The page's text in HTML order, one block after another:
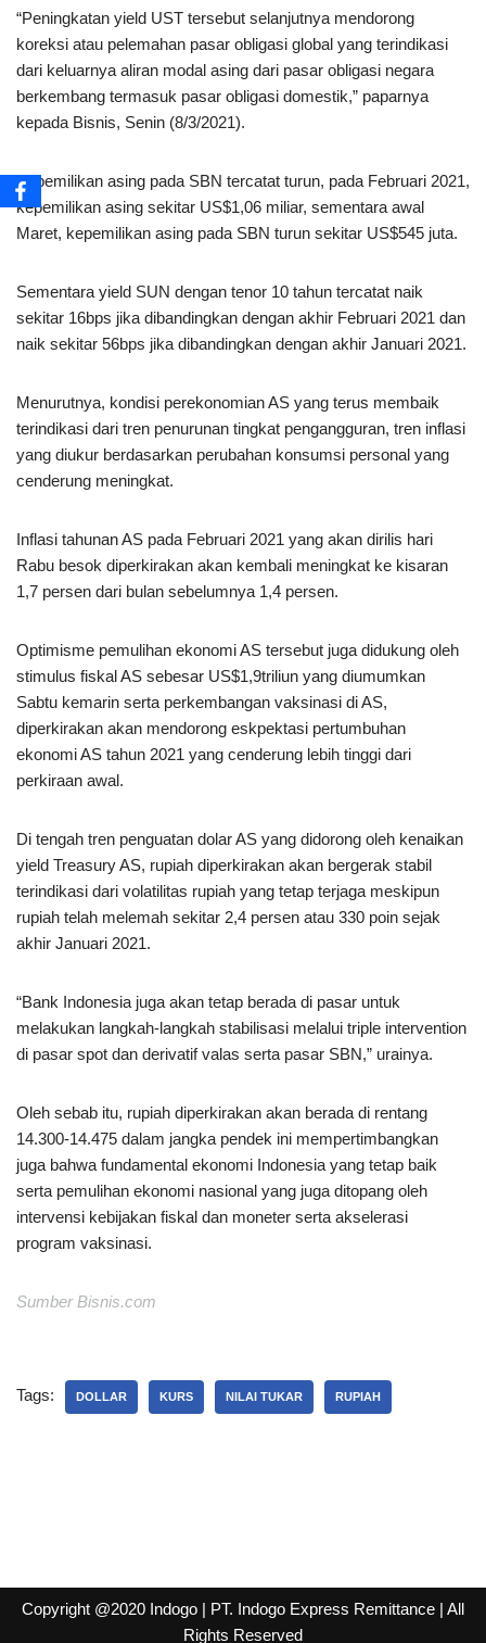
“Peningkatan yield UST tersebut selanjutnya mendorong
koreksi atau pelemahan pasar obligasi global yang terindikasi
dari keluarnya aliran modal asing dari pasar obligasi negara
berkembang termasuk pasar obligasi domestik,” paparnya
kepada Bisnis, Senin (8/3/2021).
Kepemilikan asing pada SBN tercatat turun, pada Februari 2021,
kepemilikan asing sekitar US$1,06 miliar, sementara awal
Maret, kepemilikan asing pada SBN turun sekitar US$545 juta.
Sementara yield SUN dengan tenor 10 tahun tercatat naik
sekitar 16bps jika dibandingkan dengan akhir Februari 2021 dan
naik sekitar 56bps jika dibandingkan dengan akhir Januari 2021.
Menurutnya, kondisi perekonomian AS yang terus membaik
terindikasi dari tren penurunan tingkat pengangguran, tren inflasi
yang diukur berdasarkan perubahan konsumsi personal yang
cenderung meningkat.
Inflasi tahunan AS pada Februari 2021 yang akan dirilis hari
Rabu besok diperkirakan akan kembali meningkat ke kisaran
1,7 persen dari bulan sebelumnya 1,4 persen.
Optimisme pemulihan ekonomi AS tersebut juga didukung oleh
stimulus fiskal AS sebesar US$1,9triliun yang diumumkan
Sabtu kemarin serta perkembangan vaksinasi di AS,
diperkirakan akan mendorong eskpektasi pertumbuhan
ekonomi AS tahun 2021 yang cenderung lebih tinggi dari
perkiraan awal.
Di tengah tren penguatan dolar AS yang didorong oleh kenaikan
yield Treasury AS, rupiah diperkirakan akan bergerak stabil
terindikasi dari volatilitas rupiah yang tetap terjaga meskipun
rupiah telah melemah sekitar 2,4 persen atau 330 poin sejak
akhir Januari 2021.
“Bank Indonesia juga akan tetap berada di pasar untuk
melakukan langkah-langkah stabilisasi melalui triple intervention
di pasar spot dan derivatif valas serta pasar SBN,” urainya.
Oleh sebab itu, rupiah diperkirakan akan berada di rentang
14.300-14.475 dalam jangka pendek ini mempertimbangkan
juga bahwa fundamental ekonomi Indonesia yang tetap baik
serta pemulihan ekonomi nasional yang juga ditopang oleh
intervensi kebijakan fiskal dan moneter serta akselerasi
program vaksinasi.
Sumber Bisnis.com
Tags: DOLLAR KURS NILAI TUKAR RUPIAH
Copyright @2020 Indogo | PT. Indogo Express Remittance | All
Rights Reserved